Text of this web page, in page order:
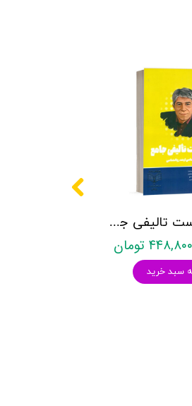
کتاب بانک تست تالیفی جامع روان آموز
۴۴۸,۸۰۰ تومان
سبد خرید